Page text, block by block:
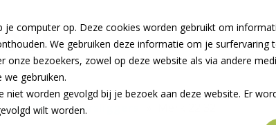
je computer op. Deze cookies worden gebruikt om
We gebruiken deze informatie om je surfervaring
onze bezoekers, zowel op deze website als via andere
gebruiken.
niet worden gevolgd bij je bezoek aan deze website. Er
wilt worden.
Railcon»Dwarsliggers